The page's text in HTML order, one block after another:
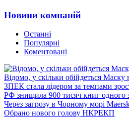
Новини компаній
Останні
Популярні
Коментовані
Відомо, у скільки обійдеться Маску
ЗПЕК стала лідером за темпами
РФ знищила 900 тисяч книг одного
Через загрозу в Чорному морі
Обрано нового голову НКРЕКП